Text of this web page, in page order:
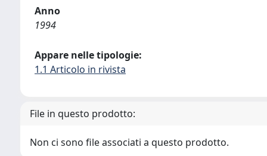
Anno
1994
Appare nelle tipologie:
1.1 Articolo in rivista
File in questo prodotto:
Non ci sono file associati a questo prodotto.